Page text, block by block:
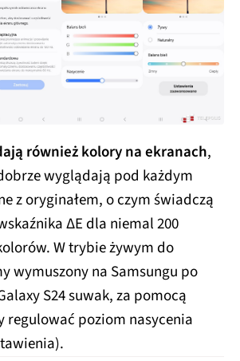
również kolory na ekranach,
wyglądają pod każdym
z oryginałem, o czym świadczą
ΔE dla niemal 200
W trybie żywym do
wymuszony na Samsungu po
S24 suwak, za pomocą
regulować poziom nasycenia